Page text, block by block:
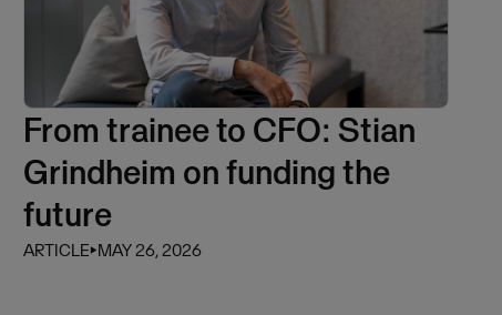
From trainee to CFO: Stian
Grindheim on funding the
future
ARTICLE⏵MAY 26, 2026